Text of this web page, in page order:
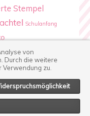
Stempel
Schulanfang
byWordPress.
von
Durch die weitere
zu.